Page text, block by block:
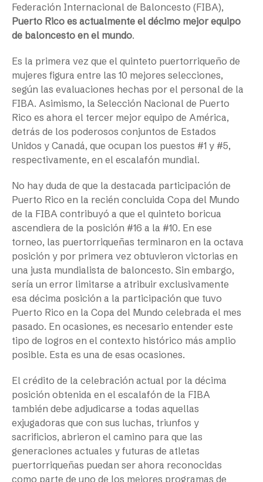
Federación Internacional de Baloncesto (FIBA),
Puerto Rico es actualmente el décimo mejor equipo
de baloncesto en el mundo.
Es la primera vez que el quinteto puertorriqueño de
mujeres figura entre las 10 mejores selecciones,
según las evaluaciones hechas por el personal de la
FIBA. Asimismo, la Selección Nacional de Puerto
Rico es ahora el tercer mejor equipo de América,
detrás de los poderosos conjuntos de Estados
Unidos y Canadá, que ocupan los puestos #1 y #5,
respectivamente, en el escalafón mundial.
No hay duda de que la destacada participación de
Puerto Rico en la recién concluida Copa del Mundo
de la FIBA contribuyó a que el quinteto boricua
ascendiera de la posición #16 a la #10. En ese
torneo, las puertorriqueñas terminaron en la octava
posición y por primera vez obtuvieron victorias en
una justa mundialista de baloncesto. Sin embargo,
sería un error limitarse a atribuir exclusivamente
esa décima posición a la participación que tuvo
Puerto Rico en la Copa del Mundo celebrada el mes
pasado. En ocasiones, es necesario entender este
tipo de logros en el contexto histórico más amplio
posible. Esta es una de esas ocasiones.
El crédito de la celebración actual por la décima
posición obtenida en el escalafón de la FIBA
también debe adjudicarse a todas aquellas
exjugadoras que con sus luchas, triunfos y
sacrificios, abrieron el camino para que las
generaciones actuales y futuras de atletas
puertorriqueñas puedan ser ahora reconocidas
como parte de uno de los mejores programas de